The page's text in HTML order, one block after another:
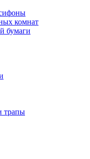
комнат
бумаги
трапы